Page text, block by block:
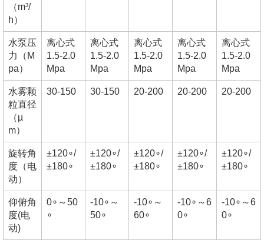
（m³/
h）
水泵压
力（M
pa）
离心式
1.5-2.0
Mpa
离心式
1.5-2.0
Mpa
离心式
1.5-2.0
Mpa
离心式
1.5-2.0
Mpa
离心式
1.5-2.0
Mpa
水雾颗
粒直径
（µ
m）
30-150 30-150 20-200 20-200 20-200
旋转角
度（电
动）
±120∘/
±180∘
±120∘/
±180∘
±120∘/
±180∘
±120∘/
±180∘
±120∘/
±180∘
仰俯角
度(电
动)
0∘～50
∘
-10∘～
50∘
-10∘～
60∘
-10∘～6
0∘
-10∘～6
0∘